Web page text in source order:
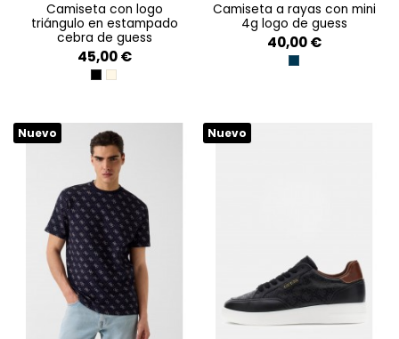
camiseta con logo
triángulo en estampado
cebra de guess
45,00 €
JET BLACK A996
PEARL OYSTER
camiseta a rayas con mini
4g logo de guess
40,00 €
BLACKENED BLUE
Nuevo Nuevo